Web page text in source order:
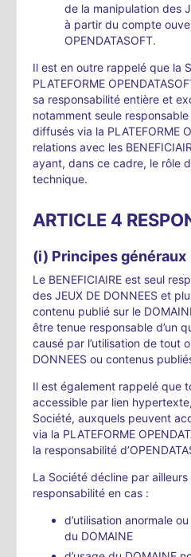
de la manipulation des
à partir du compte
OPENDATASOFT.
Il est en outre rappelé que la
PLATEFORME
sa responsabilité entière et
notamment seule responsable
diffusés via la PLATEFORME
relations avec les
ayant, dans ce cadre, le rôle
technique.
ARTICLE 4
(i) Principes généraux
Le BENEFICIAIRE est seul
des JEUX DE DONNEES et
contenu publié sur le
être tenue responsable d’un
causé par l’utilisation de tout
DONNEES ou contenus
Il est également rappelé que
accessible par lien
Société, auxquels peuvent
via la PLATEFORME
la responsabilité
La Société décline par
responsabilité en cas :
d’utilisation anormale
du DOMAINE